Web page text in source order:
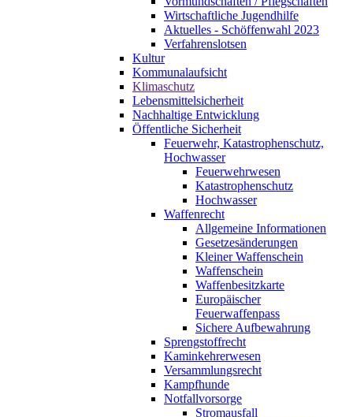
Wirtschaftliche Jugendhilfe
Aktuelles - Schöffenwahl 2023
Verfahrenslotsen
Kultur
Kommunalaufsicht
Klimaschutz
Lebensmittelsicherheit
Nachhaltige Entwicklung
Öffentliche Sicherheit
Feuerwehr, Katastrophenschutz,
Hochwasser
Feuerwehrwesen
Katastrophenschutz
Hochwasser
Waffenrecht
Allgemeine Informationen
Gesetzesänderungen
Kleiner Waffenschein
Waffenschein
Waffenbesitzkarte
Europäischer
Feuerwaffenpass
Sichere Aufbewahrung
Sprengstoffrecht
Kaminkehrerwesen
Versammlungsrecht
Kampfhunde
Notfallvorsorge
Stromausfall